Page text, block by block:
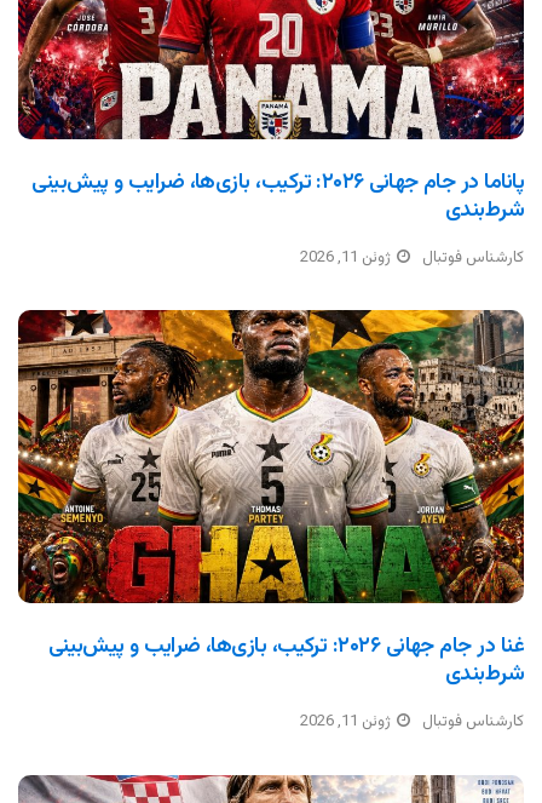
پاناما در جام جهانی ۲۰۲۶: ترکیب، بازی‌ها، ضرایب و پیش‌بینی
شرط‌بندی
کارشناس فوتبال ژوئن 11, 2026
غنا در جام جهانی ۲۰۲۶: ترکیب، بازی‌ها، ضرایب و پیش‌بینی
شرط‌بندی
کارشناس فوتبال ژوئن 11, 2026